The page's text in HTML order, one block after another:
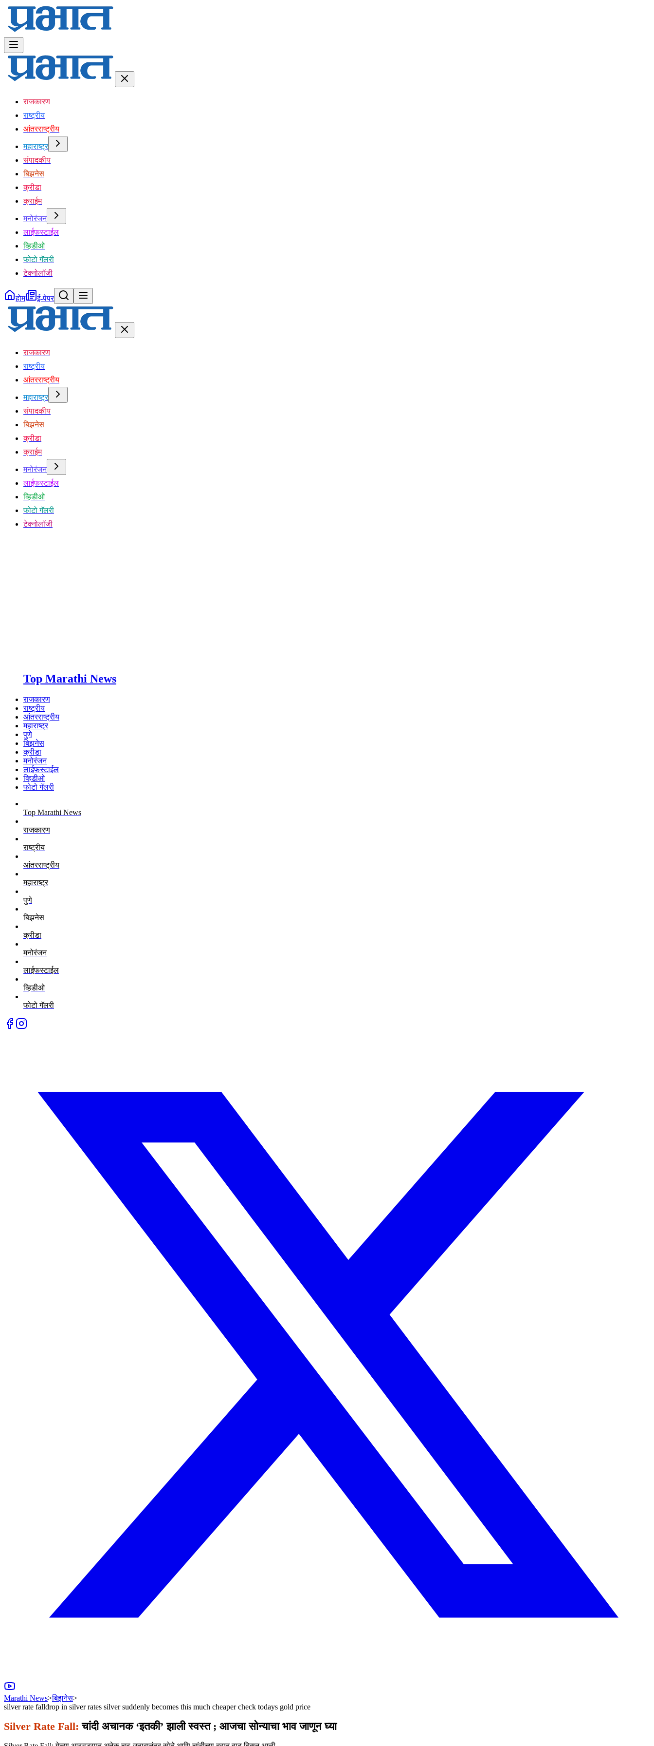
राजकारण
राष्ट्रीय
आंतरराष्ट्रीय
महाराष्ट्र
संपादकीय
बिझनेस
क्रीडा
क्राईम
मनोरंजन
लाईफस्टाईल
व्हिडीओ
फोटो गॅलरी
टेक्नोलॉजी
होम ई-पेपर
राजकारण
राष्ट्रीय
आंतरराष्ट्रीय
महाराष्ट्र
संपादकीय
बिझनेस
क्रीडा
क्राईम
मनोरंजन
लाईफस्टाईल
व्हिडीओ
फोटो गॅलरी
टेक्नोलॉजी
Top Marathi News
राजकारण
राष्ट्रीय
आंतरराष्ट्रीय
महाराष्ट्र
पुणे
बिझनेस
क्रीडा
मनोरंजन
लाईफस्टाईल
व्हिडीओ
फोटो गॅलरी
Top Marathi News
राजकारण
राष्ट्रीय
आंतरराष्ट्रीय
महाराष्ट्र
पुणे
बिझनेस
क्रीडा
मनोरंजन
लाईफस्टाईल
व्हिडीओ
फोटो गॅलरी
Marathi News>बिझनेस>
silver rate falldrop in silver rates silver suddenly becomes this much cheaper check todays gold price
Silver Rate Fall: चांदी अचानक ‘इतकी’ झाली स्वस्त ; आजचा सोन्याचा भाव जाणून घ्या